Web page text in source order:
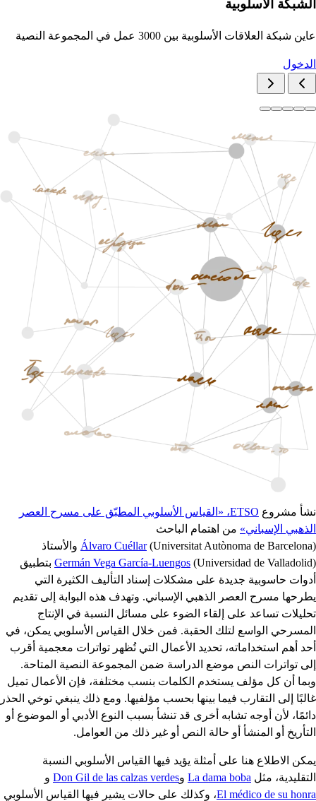
الشبكة الأسلوبية
عاين شبكة العلاقات الأسلوبية بين 3000 عمل في المجموعة النصية
الدخول
نشأ مشروع
ETSO، «القياس الأسلوبي المطبّق على مسرح العصر
الذهبي الإسباني» من اهتمام الباحث
Álvaro Cuéllar(Universitat Autònoma de Barcelona)
والأستاذ
Germán Vega García-Luengos (Universidad de Valladolid)
بتطبيق
أدوات حاسوبية جديدة على مشكلات إسناد التأليف الكثيرة التي
يطرحها مسرح العصر الذهبي الإسباني. وتهدف هذه البوابة إلى تقديم
تحليلات تساعد على إلقاء الضوء على مسائل النسبة في الإنتاج
المسرحي الواسع لتلك الحقبة. فمن خلال القياس الأسلوبي يمكن، في
أحد أهم استخداماته، تحديد الأعمال التي تُظهر تواترات معجمية أقرب
إلى تواترات النص موضع الدراسة ضمن المجموعة النصية المتاحة.
وبما أن كل مؤلف يستخدم الكلمات بنسب مختلفة، فإن الأعمال تميل
غالبًا إلى التقارب فيما بينها بحسب مؤلفيها. ومع ذلك ينبغي توخي الحذر
دائمًا، لأن أوجه تشابه أخرى قد تنشأ بسبب النوع الأدبي أو الموضوع أو
التأريخ أو المنشأ أو حالة النص أو غير ذلك من العوامل.
يمكن الاطلاع هنا على أمثلة يؤيد فيها القياس الأسلوبي النسبة
التقليدية، مثل La dama boba وDon Gil de las calzas verdes و
El médico de su honra، وكذلك على حالات يشير فيها القياس الأسلوبي